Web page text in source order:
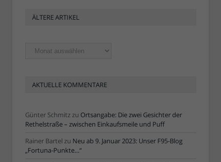
ÄLTERE ARTIKEL
Ältere
Artikel
AKTUELLE KOMMENTARE
Günter Schmitzzu Ortsangabe: Die zwei Gesichter der
Rethelstraße – zwischen Einkaufsmeile und Puff
Rainer Bartel zu Neu ab 9. Januar 2023: Unser F95-Blog
„Fortuna-Punkte…“